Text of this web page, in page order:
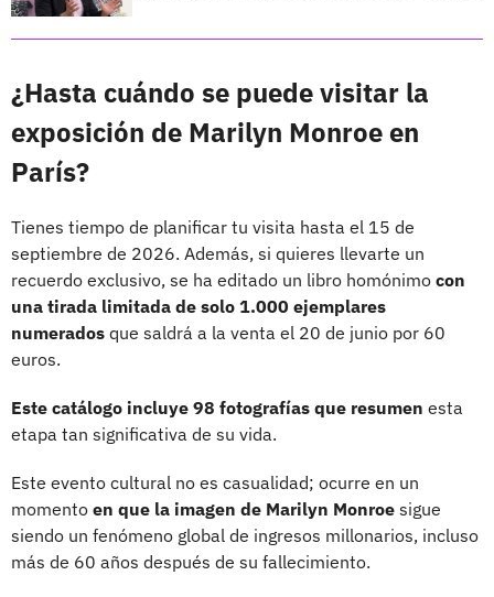
¿Hasta cuándo se puede visitar la
exposición de Marilyn Monroe en
París?
Tienes tiempo de planificar tu visita hasta el 15 de
septiembre de 2026. Además, si quieres llevarte un
recuerdo exclusivo, se ha editado un libro homónimo con
una tirada limitada de solo 1.000 ejemplares
numerados que saldrá a la venta el 20 de junio por 60
euros.
Este catálogo incluye 98 fotografías que resumen esta
etapa tan significativa de su vida.
Este evento cultural no es casualidad; ocurre en un
momento en que la imagen de Marilyn Monroe sigue
siendo un fenómeno global de ingresos millonarios, incluso
más de 60 años después de su fallecimiento.